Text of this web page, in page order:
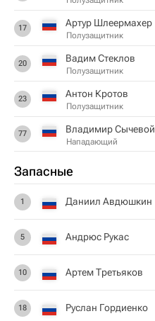
17 Артур Шлеермахер
Полузащитник
20 Вадим Стеклов
Полузащитник
23 Антон Кротов
Полузащитник
77 Владимир Сычевой
Нападающий
Запасные
1 Даниил Авдюшкин
5 Андрюс Рукас
10 Артем Третьяков
18 Руслан Гордиенко